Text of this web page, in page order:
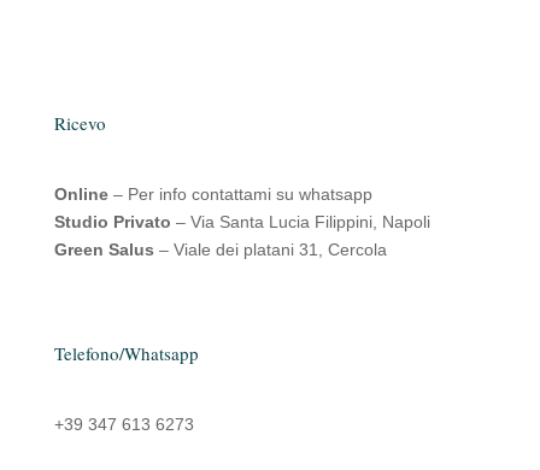
Ricevo
Online– Per info contattami su whatsapp
Studio Privato – Via Santa Lucia Filippini, Napoli
Green Salus – Viale dei platani 31, Cercola
Telefono/Whatsapp
+39 347 613 6273